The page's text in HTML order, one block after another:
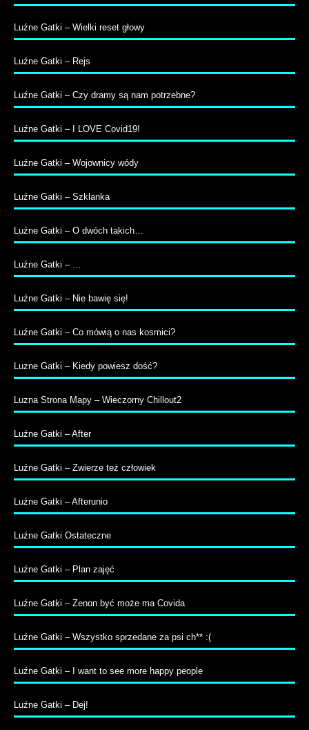
Luźne Gatki – Wielki reset głowy
Luźne Gatki – Rejs
Luźne Gatki – Czy dramy są nam potrzebne?
Luźne Gatki – I LOVE Covid19!
Luźne Gatki – Wojownicy wódy
Luźne Gatki – Szklanka
Luźne Gatki – O dwóch takich…
Luźne Gatki – …
Luźne Gatki – Nie bawię się!
Luźne Gatki – Co mówią o nas kosmici?
Luzne Gatki – Kiedy powiesz dość?
Luzna Strona Mapy – Wieczorny Chillout2
Luźne Gatki – After
Luźne Gatki – Zwierze też człowiek
Luźne Gatki – Afterunio
Luźne Gatki Ostateczne
Luźne Gatki – Plan zajęć
Luźne Gatki – Zenon być może ma Covida
Luźne Gatki – Wszystko sprzedane za psi ch** :(
Luźne Gatki – I want to see more happy people
Luźne Gatki – Dej!